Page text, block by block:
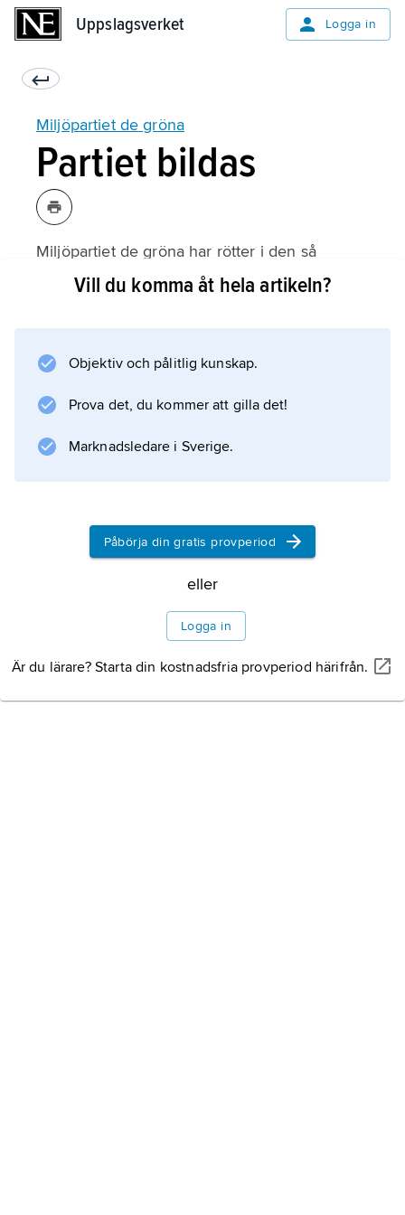
Uppslagsverket Logga in
Miljöpartiet de gröna
Partiet bildas
Miljöpartiet de gröna har rötter i den så
kallade alternativ- och miljörörelsen. Partiet
i efterdyningarna av kärnkraftsomröstningen
1980.
Vill du komma åt hela artikeln?
Objektiv och pålitlig kunskap.
Prova det, du kommer att gilla det!
Marknadsledare i Sverige.
Påbörja din gratis provperiod
eller
Logga in
Är du lärare? Starta din kostnadsfria provperiod härifrån.